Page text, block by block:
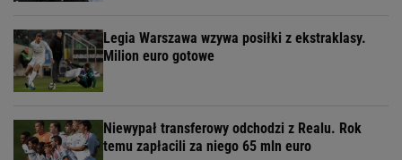
Legia Warszawa wzywa posiłki z ekstraklasy.
Milion euro gotowe
Niewypał transferowy odchodzi z Realu. Rok
temu zapłacili za niego 65 mln euro